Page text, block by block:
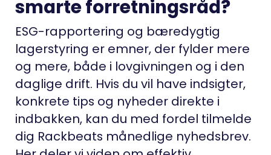
smarte forretningsråd?
ESG-rapportering og bæredygtig
lagerstyring er emner, der fylder mere
og mere, både i lovgivningen og i den
daglige drift. Hvis du vil have indsigter,
konkrete tips og nyheder direkte i
indbakken, kan du med fordel tilmelde
dig Rackbeats månedlige nyhedsbrev.